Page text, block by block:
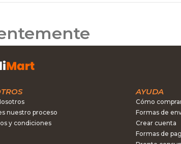
nuestro proceso
y condiciones
AYUDA
Cómo
Formas de
Crear cuenta
Formas de